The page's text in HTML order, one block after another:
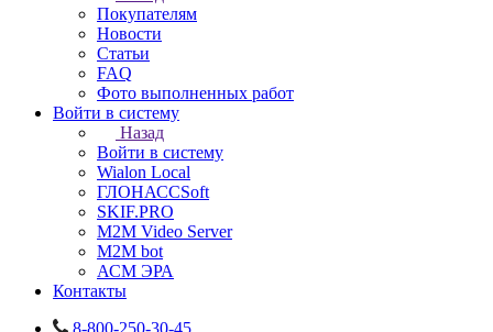
Покупателям
Новости
Статьи
FAQ
Фото выполненных работ
Войти в систему
Назад
Войти в систему
Wialon Local
ГЛОНАССSoft
SKIF.PRO
M2M Video Server
М2М bot
АСМ ЭРА
Контакты
8-800-250-30-45